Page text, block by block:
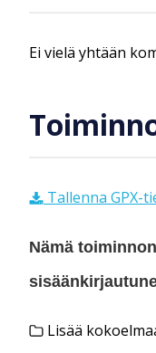
Ei vielä yhtään
Tallenna GPX-
Nämä
Lisää